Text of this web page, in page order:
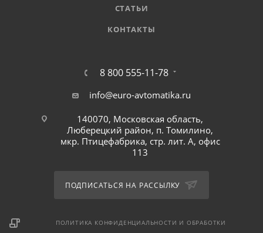
СТАТЬИ
КОНТАКТЫ
8 800 555-11-78
info@euro-avtomatika.ru
140070, Московская область,
Люберецкий район, п. Томилино,
мкр. Птицефабрика, стр. лит. А, офис
113
ПОДПИСАТЬСЯ НА РАССЫЛКУ
ПОЛИТИКА КОНФИДЕНЦИАЛЬНОСТИ И ОБРАБОТКИ